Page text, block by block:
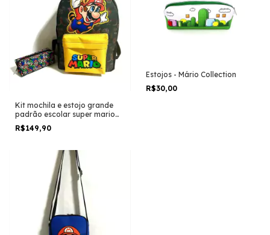
Kit mochila e estojo grande
padrão escolar super mario
bros desenho anime geek
R$149,90
Estojos - Mário Collection
R$30,00